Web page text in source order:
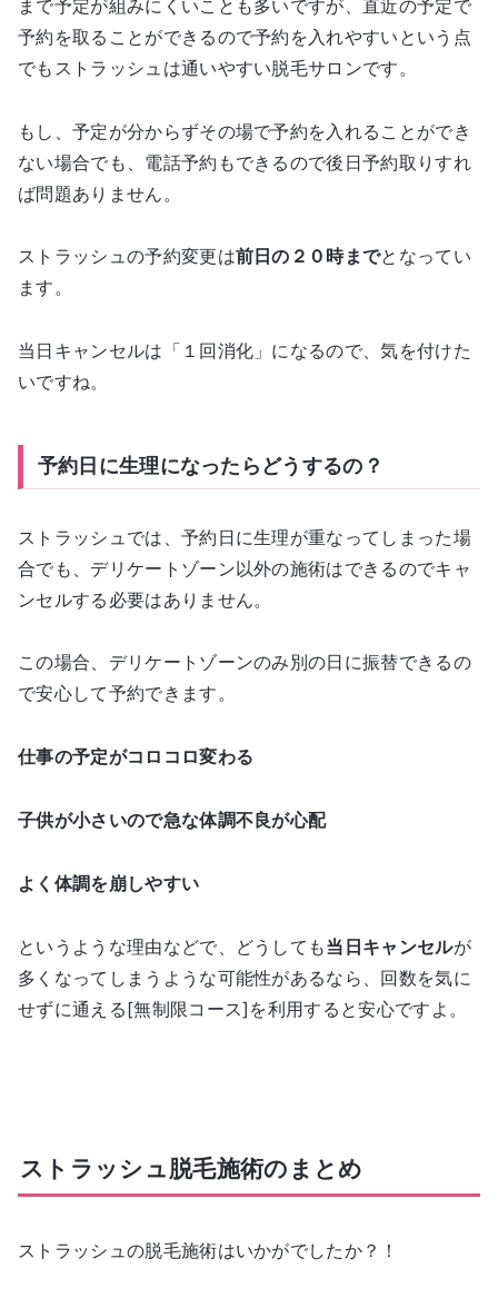
まで予定が組みにくいことも多いですが、直近の予定で
予約を取ることができるので予約を入れやすいという点
でもストラッシュは通いやすい脱毛サロンです。
もし、予定が分からずその場で予約を入れることができ
ない場合でも、電話予約もできるので後日予約取りすれ
ば問題ありません。
ストラッシュの予約変更は前日の２０時までとなってい
ます。
当日キャンセルは「１回消化」になるので、気を付けた
いですね。
予約日に生理になったらどうするの？
ストラッシュでは、予約日に生理が重なってしまった場
合でも、デリケートゾーン以外の施術はできるのでキャ
ンセルする必要はありません。
この場合、デリケートゾーンのみ別の日に振替できるの
で安心して予約できます。
仕事の予定がコロコロ変わる
子供が小さいので急な体調不良が心配
よく体調を崩しやすい
というような理由などで、どうしても当日キャンセルが
多くなってしまうような可能性があるなら、回数を気に
せずに通える[無制限コース]を利用すると安心ですよ。
ストラッシュ脱毛施術のまとめ
ストラッシュの脱毛施術はいかがでしたか？！